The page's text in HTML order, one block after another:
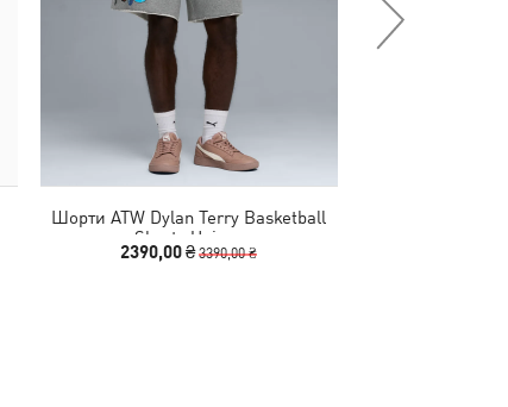
Шорти ATW Dylan Terry Basketball
Shorts Unisex
2390,00 ₴3390,00 ₴